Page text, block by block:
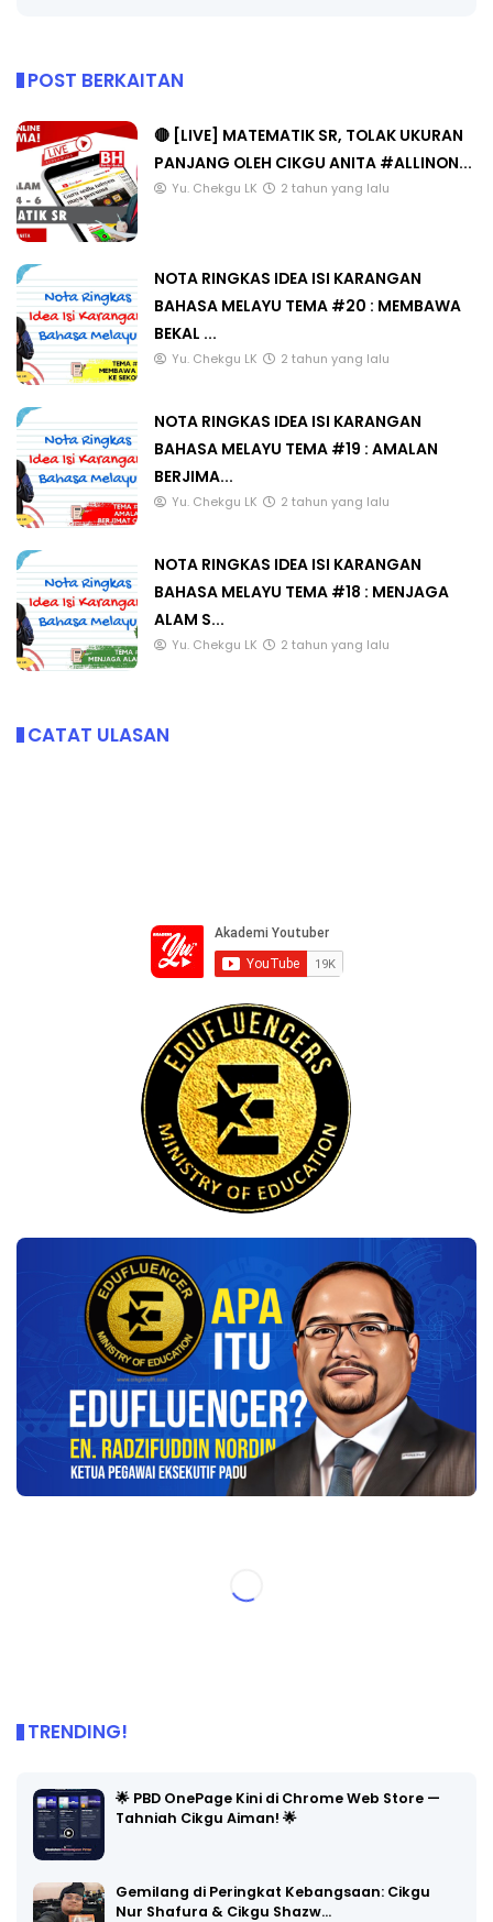
POST BERKAITAN
🔴 [LIVE] MATEMATIK SR, TOLAK UKURAN
PANJANG OLEH CIKGU ANITA #ALLINON...
Yu. Chekgu LK 2 tahun yang lalu
NOTA RINGKAS IDEA ISI KARANGAN
BAHASA MELAYU TEMA #20 : MEMBAWA
BEKAL ...
Yu. Chekgu LK 2 tahun yang lalu
NOTA RINGKAS IDEA ISI KARANGAN
BAHASA MELAYU TEMA #19 : AMALAN
BERJIMA...
Yu. Chekgu LK 2 tahun yang lalu
NOTA RINGKAS IDEA ISI KARANGAN
BAHASA MELAYU TEMA #18 : MENJAGA
ALAM S...
Yu. Chekgu LK 2 tahun yang lalu
CATAT ULASAN
TRENDING!
🌟 PBD OnePage Kini di Chrome Web Store —
Tahniah Cikgu Aiman! 🌟
Gemilang di Peringkat Kebangsaan: Cikgu
Nur Shafura & Cikgu Shazw…